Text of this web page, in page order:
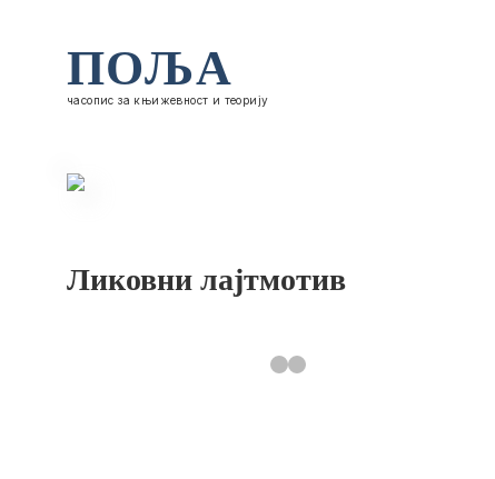
ПОЉА
часопис за књижевност и теорију
Ликовни лајтмотив